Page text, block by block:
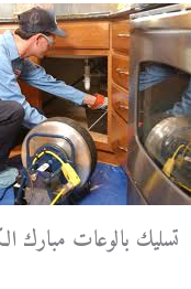
تسليك بالوعات مبارك